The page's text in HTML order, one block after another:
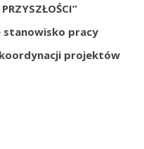
stanowisko pracy
projektów